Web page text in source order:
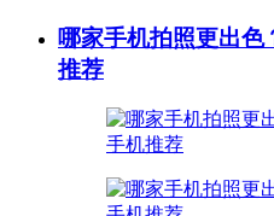
哪家手机拍照更出色
推荐